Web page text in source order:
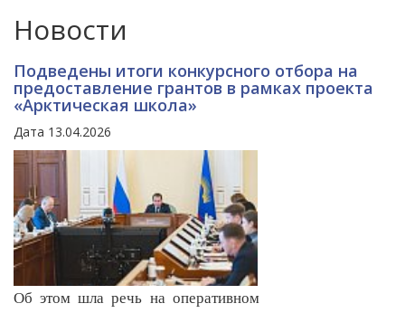
Новости
Подведены итоги конкурсного отбора на
предоставление грантов в рамках проекта
«Арктическая школа»
Дата 13.04.2026
Об этом шла речь на оперативном